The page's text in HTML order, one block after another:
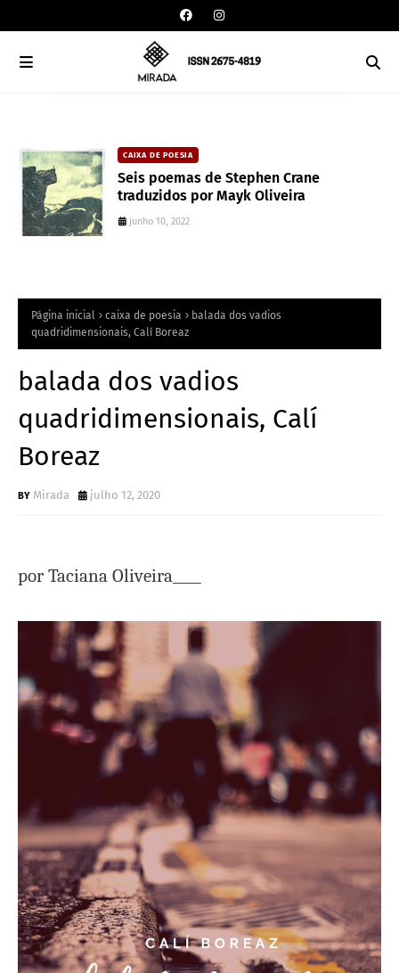
CAIXA DE POESIA
Seis poemas de Stephen Crane
traduzidos por Mayk Oliveira
junho 10, 2022
Página inicial caixa de poesia
balada dos vadios
quadridimensionais, Calí Boreaz
balada dos vadios
quadridimensionais, Calí
Boreaz
Mirada julho 12, 2020
por Taciana Oliveira____